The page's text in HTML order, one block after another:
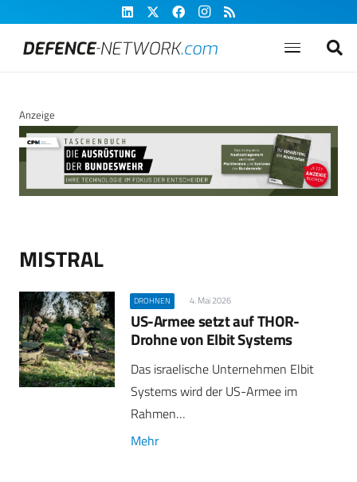
Anzeige
MISTRAL
DROHNEN 4. Mai 2026
US-Armee setzt auf THOR-
Drohne von Elbit Systems
Das israelische Unternehmen Elbit
Systems wird der US-Armee im
Rahmen…
Mehr